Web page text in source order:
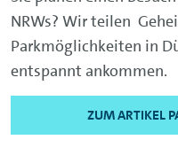
NRWs? Wir teilen
Parkmöglichkeiten in
entspannt ankommen.
ZUM ARTIKEL